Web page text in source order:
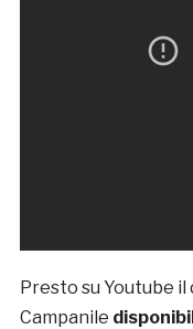
Presto su Youtube
Campanile